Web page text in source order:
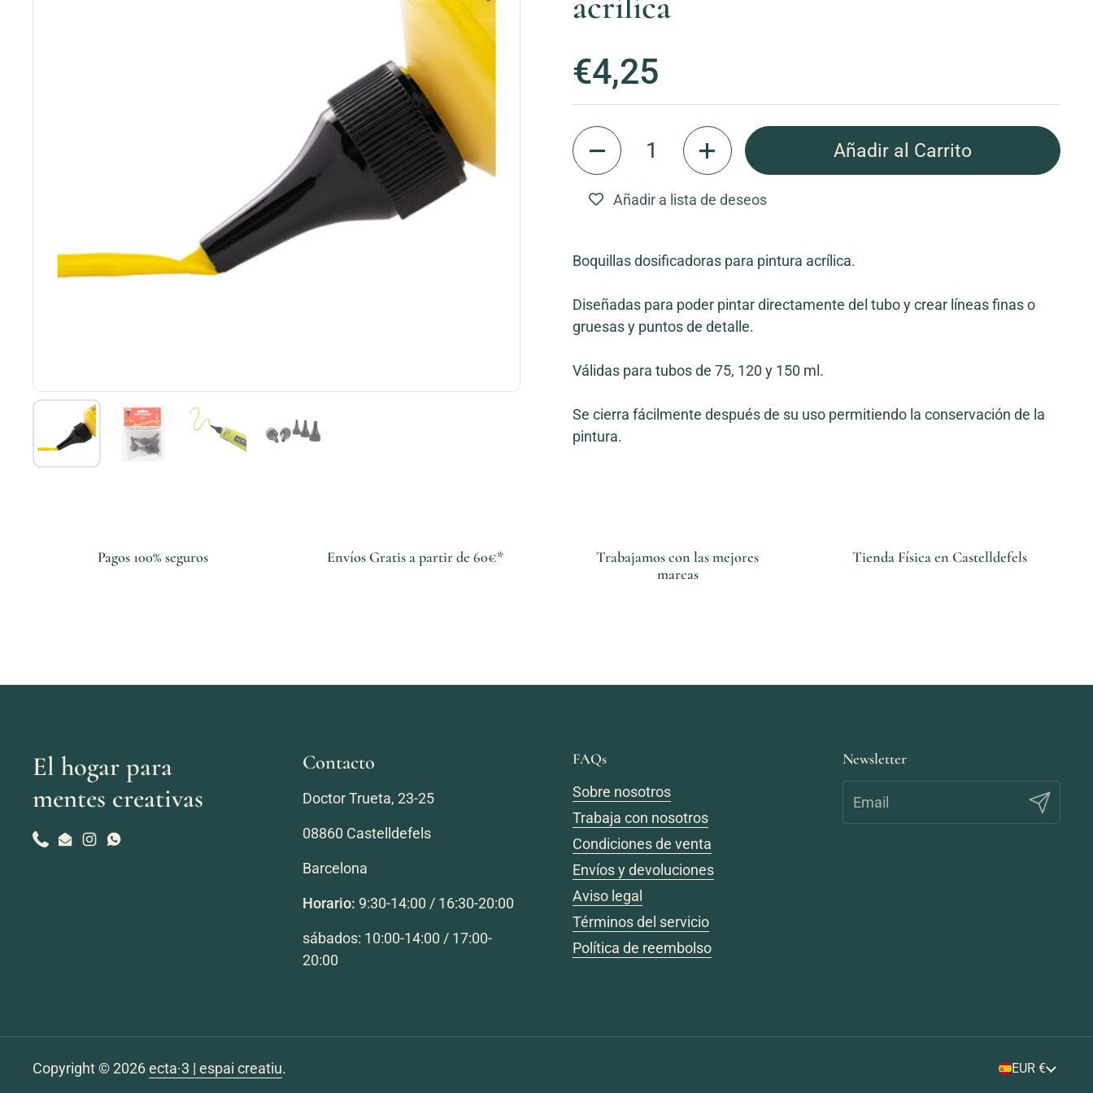
Mostrar diapositiva 1Mostrar diapositiva 2
Precio:
€4,25
Cantidad
Añadir al Carrito
Añadir a lista de deseos
Boquillas dosificadoras para pintura acrílica.
Diseñadas para poder pintar directamente del tubo y crear líneas finas o
gruesas y puntos de detalle.
Válidas para tubos de 75, 120 y 150 ml.
Se cierra fácilmente después de su uso permitiendo la conservación de la
pintura.
Pagos 100% seguros Envíos Gratis a partir de 60€*
Trabajamos con las mejores
marcas
Tienda Física en Castelldefels
El hogar para
mentes creativas
PhoneEmailInstagram
WhatsApp
Contacto
Doctor Trueta, 23-25
08860 Castelldefels
Barcelona
Horario: 9:30-14:00 / 16:30-20:00
sábados: 10:00-14:00 / 17:00-
20:00
FAQs
Sobre nosotros
Trabaja con nosotros
Condiciones de venta
Envíos y devoluciones
Aviso legal
Términos del servicio
Política de reembolso
Newsletter
Copyright © 2026ecta·3 | espai creatiu. País/región
EUR €